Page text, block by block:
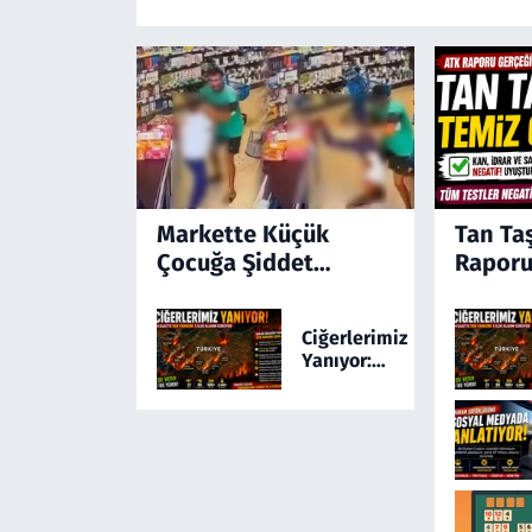
Markette Küçük
Çocuğa Şiddet
Ayağa Kaldıran
Olayda Şüpheli
Gözaltında
Ciğerlerimiz
Yanıyor:
Tan